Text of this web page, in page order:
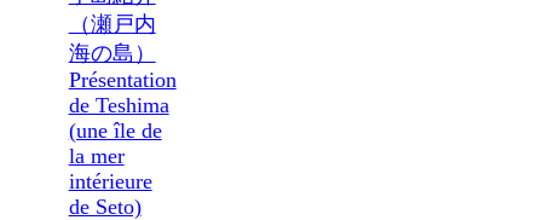
（瀬戸内
海の島）
Présentation
de Teshima
(une île de
la mer
intérieure
de Seto)